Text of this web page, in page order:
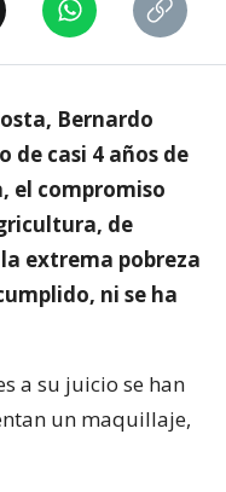
Bernardo
de casi 4 años de
el compromiso
de
extrema pobreza
ni se ha
a su juicio se han
un maquillaje,